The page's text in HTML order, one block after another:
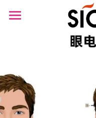
产品知识库
BLOG